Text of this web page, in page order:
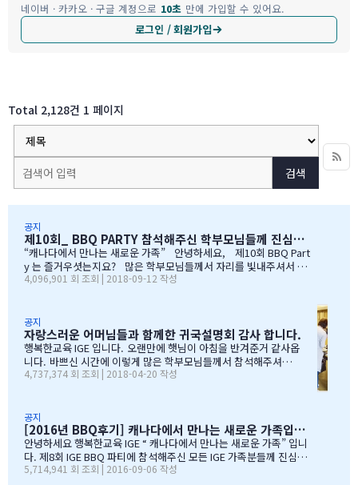
네이버 · 카카오 · 구글 계정으로 10초 만에 가입할 수 있어요.
로그인 / 회원가입
Total 2,128건 1 페이지
검색
공지
제10회_ BBQ PARTY 참석해주신 학부모님들께 진심으로 감사드립니다
“캐나다에서 만나는 새로운 가족” 안녕하세요, 제10회 BBQ Part
y 는 즐거우셧는지요? 많은 학부모님들께서 자리를 빛내주셔서 너
무 감사합니다. 오전에 비가 와서 많이 걱정을 하엿지만, 다행이도
무 감사하엿지요. (아마 작년에 참석하셧던 학부모님들은 아주 아주
잘 아셧을것입니다 ^^). 매년 여름의 BBQ 파티는 WELCOME TO C
ANADA & WELCOME TO IGE 의미를 두고 있습니다. Q & A 에서 I
GE 의 Motto 에 대해서, 언급드린봐와 같이, 행사 준비에 음식준비
그리고 상품 물건을 구입하면서, 필요하신 생필품(?)이 무엇인지? 고
4,096,901 회 조회 | 2018-09-12 작성
공지
자랑스러운 어머님들과 함께한 귀국설명회 감사 합니다.
행복한교육 IGE 입니다. 오랜만에 햇님이 아침을 반겨준거 같사옵
니다. 바쁘신 시간에 이렇게 많은 학부모님들께서 참석해주셔서
자리를 빛내주셔서 진심으로 감사 또 감사드립니다. 멀리서 남아
rean 어머님들은 준비성은 최고 인걸 다시 느끼게된 하루엿습니
다. 유학맘이야기에 댓글이 27 이였지만, 참석해주시는 학부모
님들은 50분이 넘으셔서, 처음 오픈닝때 당황스러웠지만요~~ 바
쁘신 와중에 참석해주신 [TD은행,오경호부동산,웨스트캐나다종
합보험,캐나다쉬핑(코쉽해운),한인모터스]VERY 감사드리며, 언제
4,737,374 회 조회 | 2018-04-20 작성
공지
[2016년 BBQ후기] 캐나다에서 만나는 새로운 가족입니다
안녕하세요 행복한교육 IGE “ 캐나다에서 만나는 새로운 가족” 입니
다. 제8회 IGE BBQ 파티에 참석해주신 모든 IGE 가족분들께 진심으
로 감사드립니다. 오전에 비가 와서 걱정 또 걱정을 하였지만, 어느
5,714,941 회 조회 | 2016-09-06 작성